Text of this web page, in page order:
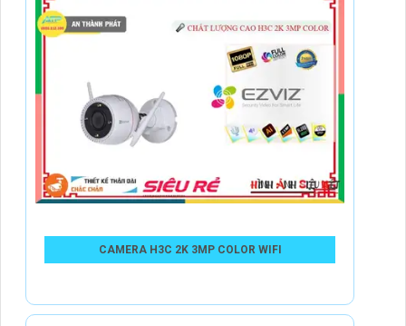
CAMERA H3C 2K 3MP COLOR WIFI